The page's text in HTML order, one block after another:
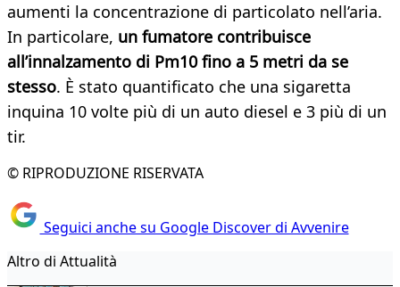
aumenti la concentrazione di particolato nell’aria.
In particolare, un fumatore contribuisce
all’innalzamento di Pm10 fino a 5 metri da se
stesso. È stato quantificato che una sigaretta
inquina 10 volte più di un auto diesel e 3 più di un
tir.
© RIPRODUZIONE RISERVATA
Seguici anche su Google Discover di Avvenire
Altro di Attualità